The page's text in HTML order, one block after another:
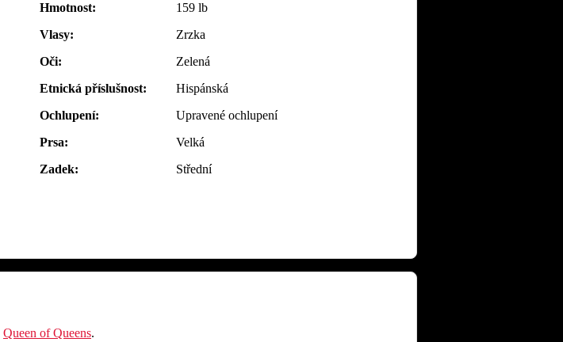
Hmotnost:
159 lb
Vlasy:
Zrzka
Oči:
Zelená
Etnická příslušnost:
Hispánská
Ochlupení:
Upravené ochlupení
Prsa:
Velká
Zadek:
Střední
Queen of Queens.